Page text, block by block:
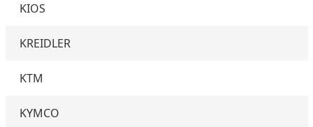
KIOS
KREIDLER
KTM
KYMCO